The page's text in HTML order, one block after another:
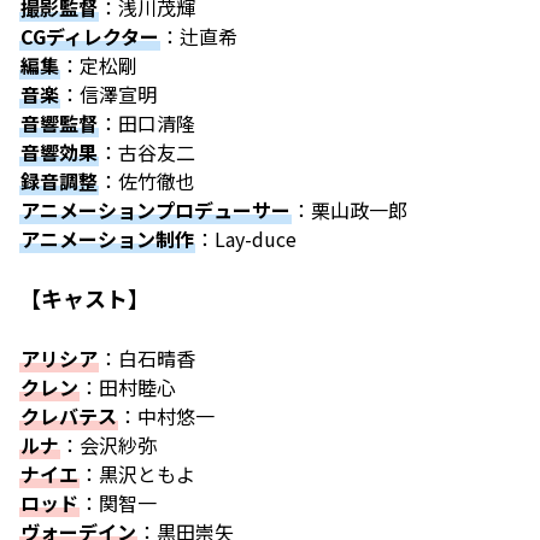
撮影監督 ：浅川茂輝
CGディレクター ：辻直希
編集 ：定松剛
音楽 ：信澤宣明
音響監督 ：田口清隆
音響効果 ：古谷友二
録音調整 ：佐竹徹也
アニメーションプロデューサー ：栗山政一郎
アニメーション制作 ：Lay-duce
【キャスト】
アリシア ：白石晴香
クレン ：田村睦心
クレバテス ：中村悠一
ルナ ：会沢紗弥
ナイエ ：黒沢ともよ
ロッド ：関智一
ヴォーデイン ：黒田崇矢